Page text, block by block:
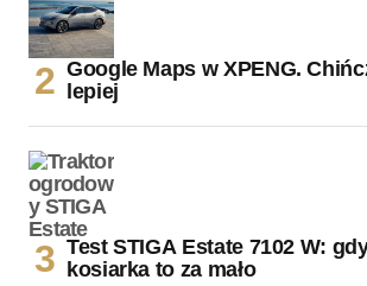
Google Maps w XPENG.
lepiej
Test STIGA Estate 7102 W:
kosiarka to za mało